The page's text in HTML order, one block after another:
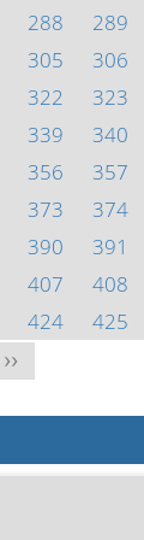
288 289
305 306
322 323
339 340
356 357
373 374
390 391
407 408
424 425
>>